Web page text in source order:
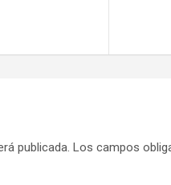
publicada. Los campos